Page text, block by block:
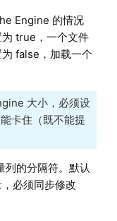
Engine 的情况
true，一个文件
false，加载一个
大小，必须设
卡住（既不能提
的分隔符。默认
必须同步修改